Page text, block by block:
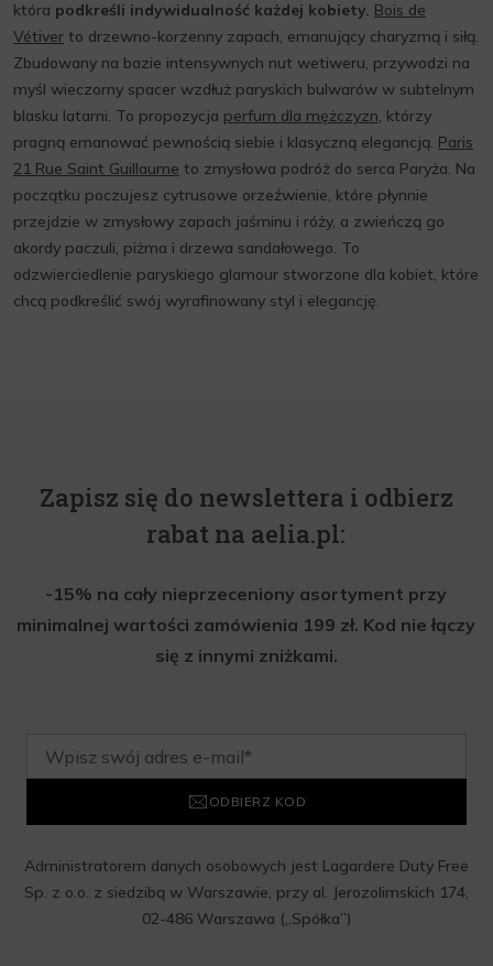
która podkreśli indywidualność każdej kobiety. Bois de
Vétiver to drzewno-korzenny zapach, emanujący charyzmą i siłą.
Zbudowany na bazie intensywnych nut wetiweru, przywodzi na
myśl wieczorny spacer wzdłuż paryskich bulwarów w subtelnym
blasku latarni. To propozycja perfum dla mężczyzn, którzy
pragną emanować pewnością siebie i klasyczną elegancją. Paris
21 Rue Saint Guillaume to zmysłowa podróż do serca Paryża. Na
początku poczujesz cytrusowe orzeźwienie, które płynnie
przejdzie w zmysłowy zapach jaśminu i róży, a zwieńczą go
akordy paczuli, piżma i drzewa sandałowego. To
odzwierciedlenie paryskiego glamour stworzone dla kobiet, które
chcą podkreślić swój wyrafinowany styl i elegancję.
Zapisz się do newslettera i odbierz
rabat na aelia.pl:
-15% na cały nieprzeceniony asortyment przy
minimalnej wartości zamówienia 199 zł. Kod nie łączy
się z innymi zniżkami.
ODBIERZ KOD
Administratorem danych osobowych jest Lagardere Duty Free
Sp. z o.o. z siedzibą w Warszawie, przy al. Jerozolimskich 174,
02-486 Warszawa („Spółka”)